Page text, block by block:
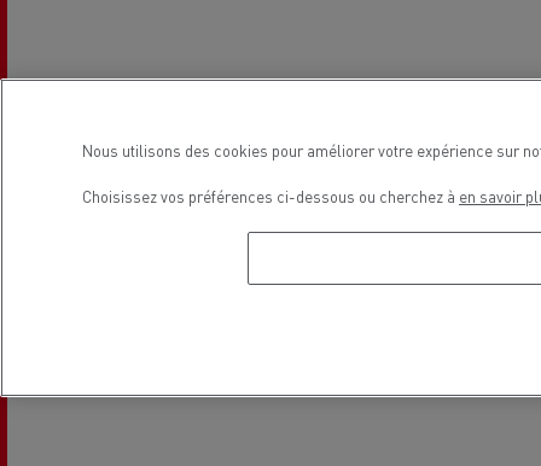
Nous utilisons des cookies pour améliorer votre expérience sur
Choisissez vos préférences ci-dessous ou cherchez à en savoir